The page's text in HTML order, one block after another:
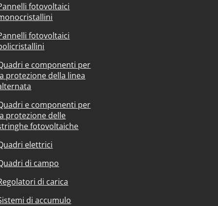
fotovoltaici
fotovoltaici
e componenti per
protezione della linea
e componenti per
protezione delle
fotovoltaiche
elettrici
di campo
di carica
di accumulo